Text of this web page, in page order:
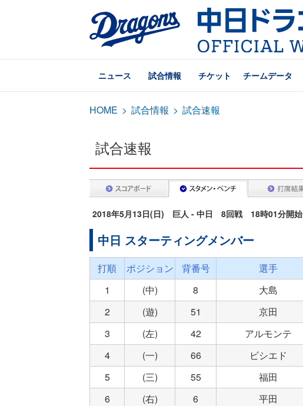
ニュース 試合情報 チケット チームデータ
HOME > 試合情報 > 試合速報
試合速報
2018年5月13日(日) 巨人 - 中日 8回戦 18時01分開始
中日 スターティングメンバー
打順 ポジション 背番号
選手
1
(中) 8
大島
2
(遊) 51
京田
3
(左) 42
アルモンテ
4
(一) 66
ビシエド
5
(三) 55
福田
6
(右) 6
平田